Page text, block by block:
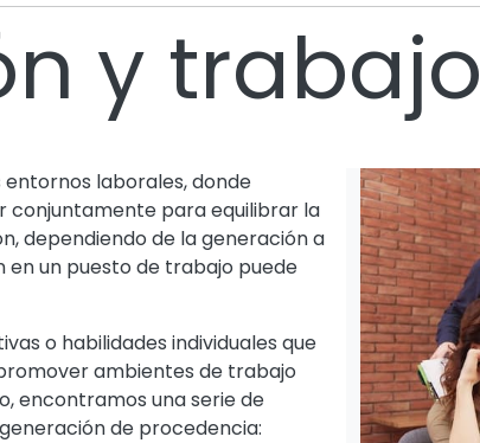
y trabajo
laborales, donde
conjuntamente para equilibrar la
dependiendo de la generación a
en un puesto de trabajo puede
o habilidades individuales que
ambientes de trabajo
encontramos una serie de
de procedencia: